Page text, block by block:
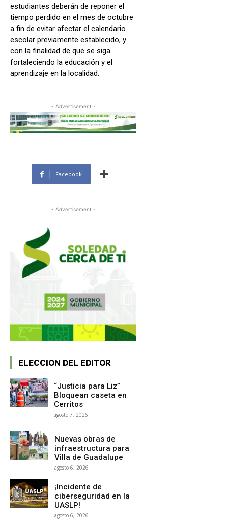
estudiantes deberán de reponer el
tiempo perdido en el mes de octubre
a fin de evitar afectar el calendario
escolar previamente establecido, y
con la finalidad de que se siga
fortaleciendo la educación y el
aprendizaje en la localidad.
- Advertisement -
Facebook
- Advertisement -
ELECCION DEL EDITOR
“Justicia para Liz”
Bloquean caseta en
Cerritos
agosto 7, 2026
Nuevas obras de
infraestructura para
Villa de Guadalupe
agosto 6, 2026
¡Incidente de
ciberseguridad en la
UASLP!
agosto 6, 2026